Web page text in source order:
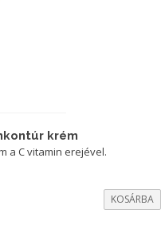
krém
a C vitamin erejével.
KOSÁRBA